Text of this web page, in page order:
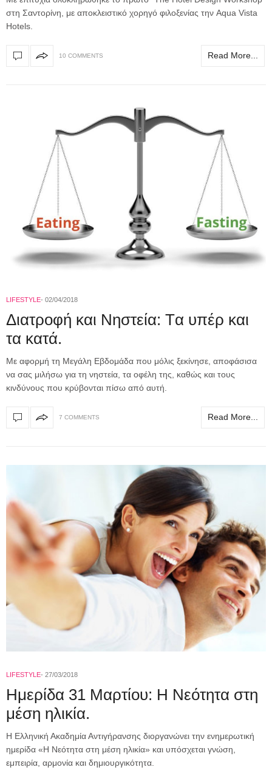
στη Σαντορίνη, με αποκλειστικό χορηγό φιλοξενίας την Aqua Vista
Hotels.
10 COMMENTS Read More...
LIFESTYLE 02/04/2018
Διατροφή και Νηστεία: Tα υπέρ και
τα κατά.
Με αφορμή τη Μεγάλη Εβδομάδα που μόλις ξεκίνησε, αποφάσισα
να σας μιλήσω για τη νηστεία, τα οφέλη της, καθώς και τους
κινδύνους που κρύβονται πίσω από αυτή.
7 COMMENTS Read More...
LIFESTYLE 27/03/2018
Ημερίδα 31 Μαρτίου: H Νεότητα στη
μέση ηλικία.
Η Ελληνική Ακαδημία Αντιγήρανσης διοργανώνει την ενημερωτική
ημερίδα «Η Νεότητα στη μέση ηλικία» και υπόσχεται γνώση,
εμπειρία, αρμονία και δημιουργικότητα.